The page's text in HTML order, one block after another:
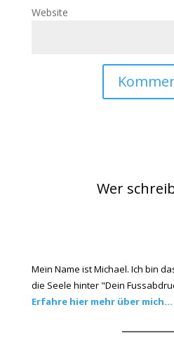
Website
Wer
Mein Name ist Michael. Ich bin
die Seele hinter "Dein
Erfahre hier mehr über mich...